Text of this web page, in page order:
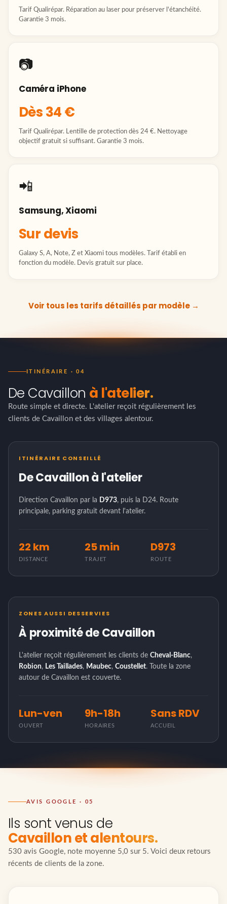
Tarif Qualirépar. Réparation au laser pour préserver l'étanchéité.
Garantie 3 mois.
📷
Caméra iPhone
Dès 34 €
Tarif Qualirépar. Lentille de protection dès 24 €. Nettoyage
objectif gratuit si suffisant. Garantie 3 mois.
📲
Samsung, Xiaomi
Sur devis
Galaxy S, A, Note, Z et Xiaomi tous modèles. Tarif établi en
fonction du modèle. Devis gratuit sur place.
Voir tous les tarifs détaillés par modèle →
ITINÉRAIRE · 04
De Cavaillon à l'atelier.
Route simple et directe. L'atelier reçoit régulièrement les
clients de Cavaillon et des villages alentour.
ITINÉRAIRE CONSEILLÉ
De Cavaillon à l'atelier
Direction Cavaillon par la D973, puis la D24. Route
principale, parking gratuit devant l'atelier.
22 km
DISTANCE
25 min
TRAJET
D973
ROUTE
ZONES AUSSI DESSERVIES
À proximité de Cavaillon
L'atelier reçoit régulièrement les clients de Cheval-Blanc,
Robion, Les Taillades, Maubec, Coustellet. Toute la zone
autour de Cavaillon est couverte.
Lun-ven
OUVERT
9h-18h
HORAIRES
Sans RDV
ACCUEIL
AVIS GOOGLE · 05
Ils sont venus de
Cavaillon et alentours.
530 avis Google, note moyenne 5,0 sur 5. Voici deux retours
récents de clients de la zone.